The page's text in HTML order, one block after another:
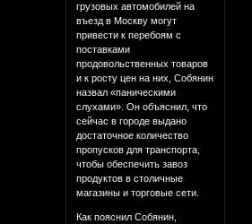
грузовых автомобилей на
въезд в Москву могут
привести к перебоям с
поставками
продовольственных товаров
и к росту цен на них, Собянин
назвал «паническими
слухами». Он объяснил, что
сейчас в городе выдано
достаточное количество
пропусков для транспорта,
чтобы обеспечить завоз
продуктов в столичные
магазины и торговые сети.
Как пояснил Собянин,